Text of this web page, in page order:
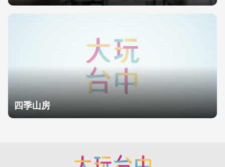
四季山房